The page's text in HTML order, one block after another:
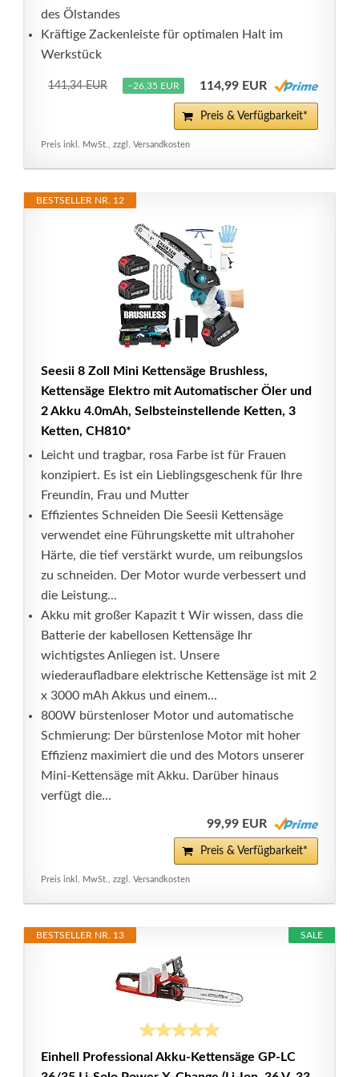
des Ölstandes
Kräftige Zackenleiste für optimalen Halt im
Werkstück
141,34 EUR −26,35 EUR 114,99 EUR
Preis & Verfügbarkeit*
Preis inkl. MwSt., zzgl. Versandkosten
BESTSELLER NR. 12
Seesii 8 Zoll Mini Kettensäge Brushless,
Kettensäge Elektro mit Automatischer Öler und
2 Akku 4.0mAh, Selbsteinstellende Ketten, 3
Ketten, CH810*
Leicht und tragbar, rosa Farbe ist für Frauen
konzipiert. Es ist ein Lieblingsgeschenk für Ihre
Freundin, Frau und Mutter
Effizientes Schneiden Die Seesii Kettensäge
verwendet eine Führungskette mit ultrahoher
Härte, die tief verstärkt wurde, um reibungslos
zu schneiden. Der Motor wurde verbessert und
die Leistung...
Akku mit großer Kapazit t Wir wissen, dass die
Batterie der kabellosen Kettensäge Ihr
wichtigstes Anliegen ist. Unsere
wiederaufladbare elektrische Kettensäge ist mit 2
x 3000 mAh Akkus und einem...
800W bürstenloser Motor und automatische
Schmierung: Der bürstenlose Motor mit hoher
Effizienz maximiert die und des Motors unserer
Mini-Kettensäge mit Akku. Darüber hinaus
verfügt die...
99,99 EUR
Preis & Verfügbarkeit*
Preis inkl. MwSt., zzgl. Versandkosten
SALE
BESTSELLER NR. 13
Einhell Professional Akku-Kettensäge GP-LC